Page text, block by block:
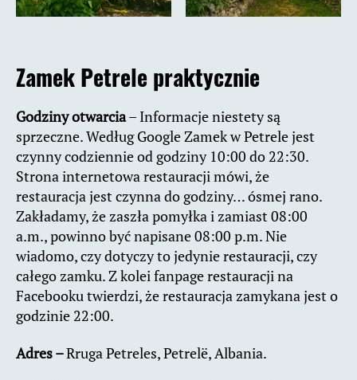
Zamek Petrele praktycznie
Godziny otwarcia– Informacje niestety są
sprzeczne. Według Google Zamek w Petrele jest
czynny codziennie od godziny 10:00 do 22:30.
Strona internetowa restauracji mówi, że
restauracja jest czynna do godziny… ósmej rano.
Zakładamy, że zaszła pomyłka i zamiast 08:00
a.m., powinno być napisane 08:00 p.m. Nie
wiadomo, czy dotyczy to jedynie restauracji, czy
całego zamku. Z kolei fanpage restauracji na
Facebooku twierdzi, że restauracja zamykana jest o
godzinie 22:00.
Adres –Rruga Petreles, Petrelë, Albania.